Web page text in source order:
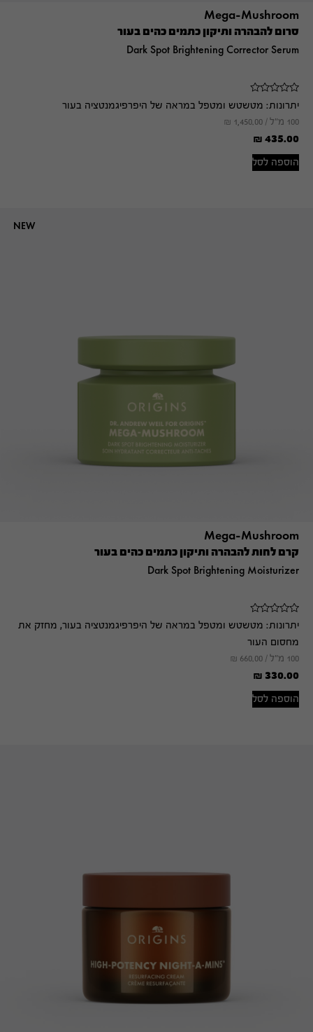
Mega-Mushroom
סרום להבהרה ותיקון כתמים כהים בעור
Dark Spot Brightening Corrector Serum
יתרונות: מטשטש ומטפל במראה של היפרפיגמנטציה בעור
100 מ"ל / ₪ 1,450.00
₪ 435.00
הוספה לסל
NEW
Mega-Mushroom
קרם לחות להבהרה ותיקון כתמים כהים בעור
Dark Spot Brightening Moisturizer
יתרונות: מטשטש ומטפל במראה של היפרפיגמנטציה בעור, מחזק את
מחסום העור
100 מ"ל / ₪ 660.00
₪ 330.00
הוספה לסל